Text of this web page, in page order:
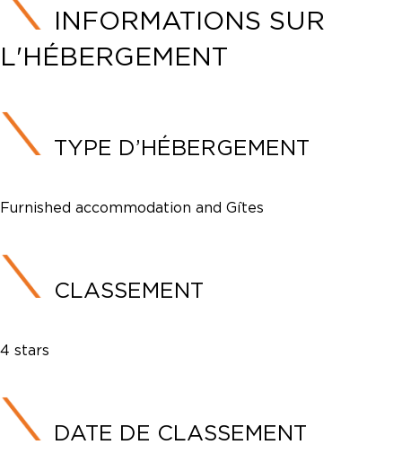
INFORMATIONS SUR
L'HÉBERGEMENT
TYPE D’HÉBERGEMENT
Furnished accommodation and Gîtes
CLASSEMENT
4 stars
DATE DE CLASSEMENT